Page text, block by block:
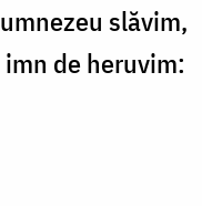
slăvim,
de heruvim: